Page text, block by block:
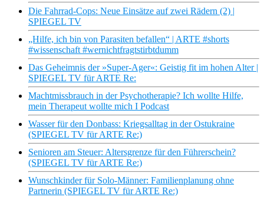
Die Fahrrad-Cops: Neue Einsätze auf zwei Rädern (2) |
SPIEGEL TV
„Hilfe, ich bin von Parasiten befallen“ | ARTE #shorts
#wissenschaft #wernichtfragtstirbtdumm
Das Geheimnis der »Super-Ager«: Geistig fit im hohen Alter |
SPIEGEL TV für ARTE Re:
Machtmissbrauch in der Psychotherapie? Ich wollte Hilfe,
mein Therapeut wollte mich I Podcast
Wasser für den Donbass: Kriegsalltag in der Ostukraine
(SPIEGEL TV für ARTE Re:)
Senioren am Steuer: Altersgrenze für den Führerschein?
(SPIEGEL TV für ARTE Re:)
Wunschkinder für Solo-Männer: Familienplanung ohne
Partnerin (SPIEGEL TV für ARTE Re:)